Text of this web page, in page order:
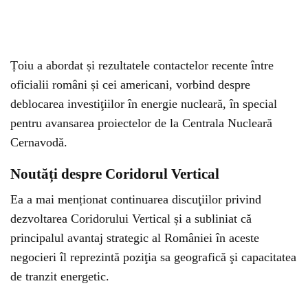
Țoiu a abordat și rezultatele contactelor recente între
oficialii români și cei americani, vorbind despre
deblocarea investiţiilor în energie nucleară, în special
pentru avansarea proiectelor de la Centrala Nucleară
Cernavodă.
Noutăți despre Coridorul Vertical
Ea a mai menționat continuarea discuţiilor privind
dezvoltarea Coridorului Vertical și a subliniat că
principalul avantaj strategic al României în aceste
negocieri îl reprezintă poziţia sa geografică şi capacitatea
de tranzit energetic.